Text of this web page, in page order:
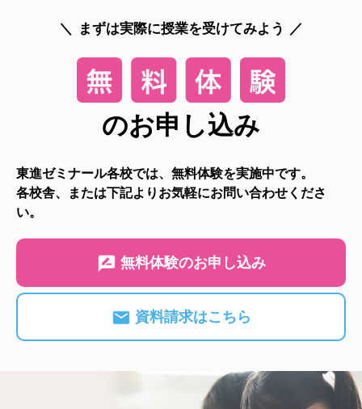
まずは実際に授業を受けてみよう
のお申し込み
東進ゼミナール各校では、無料体験を実施中です。
各校舎、または下記よりお気軽にお問い合わせくださ
い。
無料体験のお申し込み
資料請求はこちら